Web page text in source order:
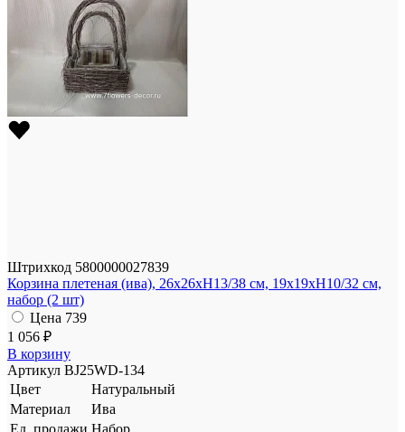
Штрихкод 5800000027839
Корзина плетеная (ива), 26x26xH13/38 см, 19x19xH10/32 см,
набор (2 шт)
Цена 739
1 056 ₽
В корзину
Артикул BJ25WD-134
Цвет
Натуральный
Материал
Ива